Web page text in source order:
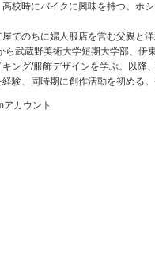
校時にバイクに興味を持つ。ホ
でのちに婦人服店を営む父親と
ら武蔵野美術大学短期大学部、伊
ング/服飾デザインを学ぶ。以降
験、同時期に創作活動を初める
アカウント